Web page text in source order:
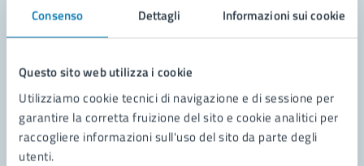
Consenso Dettagli Informazioni sui cookie
Questo sito web utilizza i cookie
Utilizziamo cookie tecnici di navigazione e di sessione per
garantire la corretta fruizione del sito e cookie analitici per
raccogliere informazioni sull'uso del sito da parte degli
utenti.
Leggi le domande frequenti
Richiedi assistenza
Prenota appuntamento
Problemi in città